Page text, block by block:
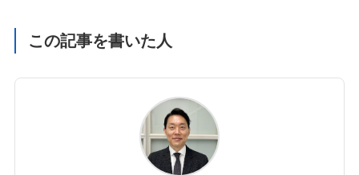
この記事を書いた人